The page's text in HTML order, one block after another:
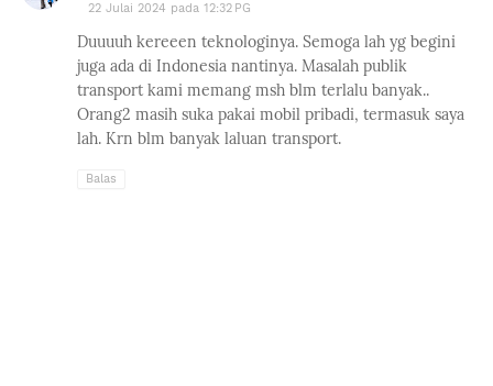
22 Julai 2024 pada 12:32 PG
Duuuuh kereeen teknologinya. Semoga lah yg begini
juga ada di Indonesia nantinya. Masalah publik
transport kami memang msh blm terlalu banyak..
Orang2 masih suka pakai mobil pribadi, termasuk saya
lah. Krn blm banyak laluan transport.
Balas